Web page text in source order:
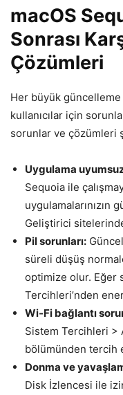
macOS
Sonrası
Çözümleri
Her büyük güncelleme
kullanıcılar için
sorunlar ve çözümleri
Uygulama
Sequoia ile
uygulamalarınızın
Geliştirici
Pil sorunları:
süreli düşüş
optimize olur. Eğer
Tercihleri’nden
Wi-Fi bağlantı
Sistem Tercihleri >
bölümünden tercih
Donma ve
Disk İzlencesi ile